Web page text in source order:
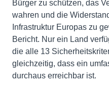
Bürger zu schützen, das
wahren und die
Infrastruktur Europas zu
Bericht. Nur ein Land
die alle 13
gleichzeitig, dass ein
durchaus erreichbar ist.